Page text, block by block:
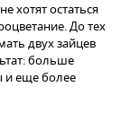
хотят остаться
До тех
двух зайцев
больше
и еще более